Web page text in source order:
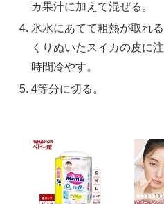
カ果汁に加えて混ぜる。
氷水にあてて粗熱が取れ
くりぬいたスイカの皮に
時間冷やす。
4等分に切る。